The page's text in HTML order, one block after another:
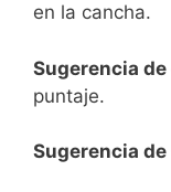
en la cancha.
Sugerencia
puntaje.
Sugerencia